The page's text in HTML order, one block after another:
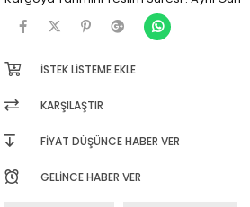
İSTEK LISTEME EKLE
KARŞILAŞTIR
FIYAT DÜŞÜNCE HABER VER
GELINCE HABER VER